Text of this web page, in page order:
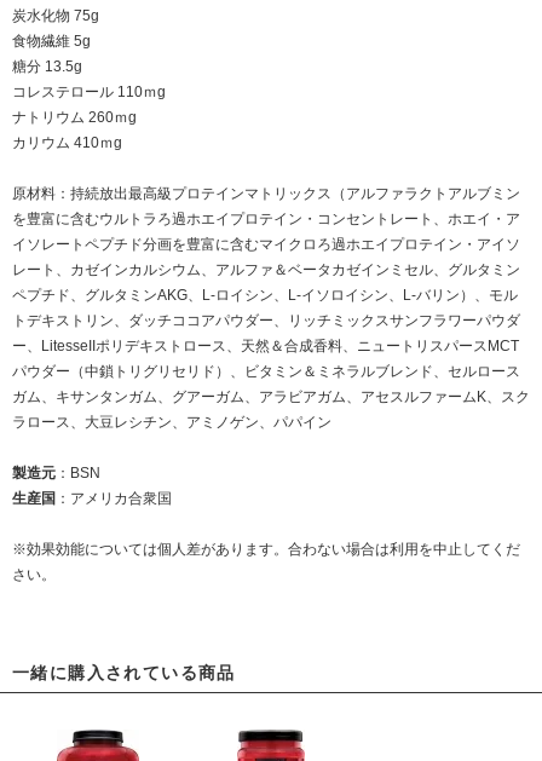
炭水化物 75g
食物繊維 5g
糖分 13.5g
コレステロール 110ｍg
ナトリウム 260ｍg
カリウム 410ｍg
原材料：持続放出最高級プロテインマトリックス（アルファラクトアルブミン
を豊富に含むウルトラろ過ホエイプロテイン・コンセントレート、ホエイ・ア
イソレートペプチド分画を豊富に含むマイクロろ過ホエイプロテイン・アイソ
レート、カゼインカルシウム、アルファ＆ベータカゼインミセル、グルタミン
ペプチド、グルタミンAKG、L-ロイシン、L-イソロイシン、L-バリン）、モル
トデキストリン、ダッチココアパウダー、リッチミックスサンフラワーパウダ
ー、LitesseIIポリデキストロース、天然＆合成香料、ニュートリスパースMCT
パウダー（中鎖トリグリセリド）、ビタミン＆ミネラルブレンド、セルロース
ガム、キサンタンガム、グアーガム、アラビアガム、アセスルファームK、スク
ラロース、大豆レシチン、アミノゲン、パパイン
製造元 ：BSN
生産国 ：アメリカ合衆国
※効果効能については個人差があります。合わない場合は利用を中止してくだ
さい。
一緒に購入されている商品